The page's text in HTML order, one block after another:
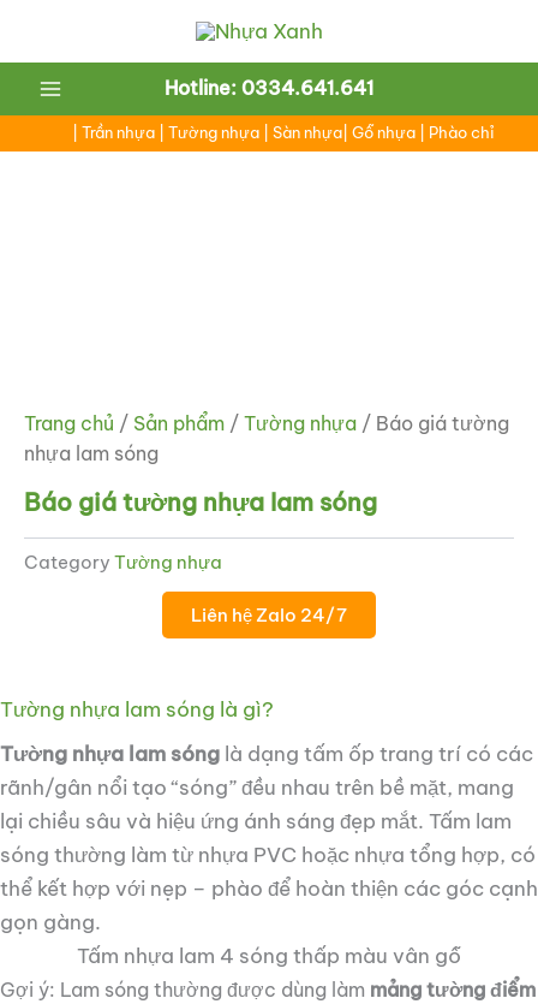
dung
Main
Menu
Hotline: 0334.641.641
Trần nhựa| Tường nhựa| Sàn nhựa| Gỗ nhựa| Phào chỉ
Trang chủ / Sản phẩm / Tường nhựa / Báo giá tường
nhựa lam sóng
Báo giá tường nhựa lam sóng
Category Tường nhựa
Liên hệ Zalo 24/7
Tường nhựa lam sóng là gì?
Tường nhựa lam sóng là dạng tấm ốp trang trí có các
rãnh/gân nổi tạo “sóng” đều nhau trên bề mặt, mang
lại chiều sâu và hiệu ứng ánh sáng đẹp mắt. Tấm lam
sóng thường làm từ nhựa PVC hoặc nhựa tổng hợp, có
thể kết hợp với nẹp – phào để hoàn thiện các góc cạnh
gọn gàng.
Tấm nhựa lam 4 sóng thấp màu vân gỗ
Gợi ý: Lam sóng thường được dùng làm mảng tường điểm